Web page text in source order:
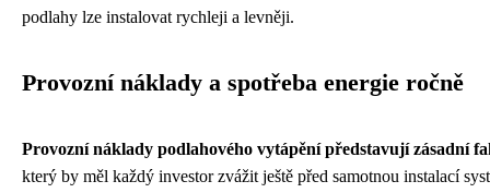
podlahy lze instalovat rychleji a levněji.
Provozní náklady a spotřeba energie ročně
Provozní náklady podlahového vytápění představují zásadní
který by měl každý investor zvážit ještě před samotnou instalací